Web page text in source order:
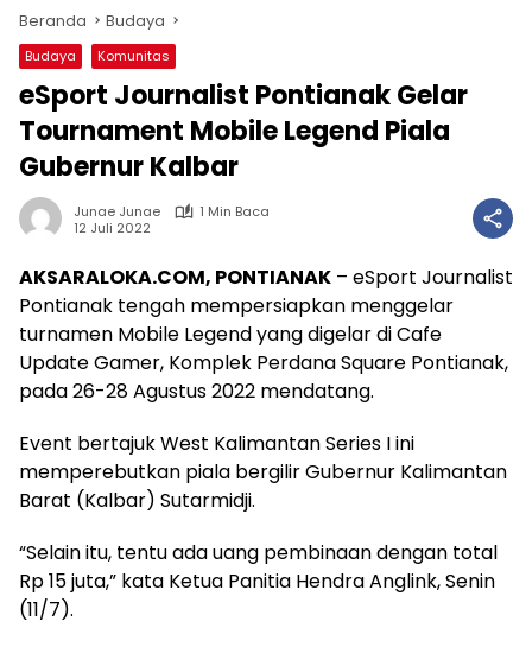
Beranda Budaya
Budaya Komunitas
eSport Journalist Pontianak Gelar
Tournament Mobile Legend Piala
Gubernur Kalbar
Junae Junae
1 Min Baca
12 Juli 2022
AKSARALOKA.COM, PONTIANAK – eSport Journalist
Pontianak tengah mempersiapkan menggelar
turnamen Mobile Legend yang digelar di Cafe
Update Gamer, Komplek Perdana Square Pontianak,
pada 26-28 Agustus 2022 mendatang.
Event bertajuk West Kalimantan Series I ini
memperebutkan piala bergilir Gubernur Kalimantan
Barat (Kalbar) Sutarmidji.
“Selain itu, tentu ada uang pembinaan dengan total
Rp 15 juta,” kata Ketua Panitia Hendra Anglink, Senin
(11/7).